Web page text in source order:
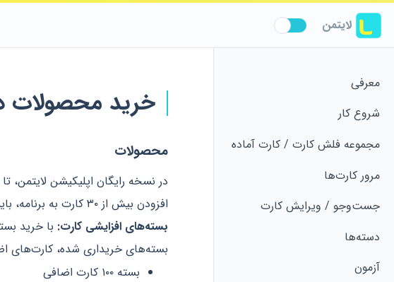
لایتمن
معرفی
شروع کار
مجموعه فلش کارت / کارت آماده
مرور کارت‌ها
جست‌و‌جو / ویرایش کارت
دسته‌ها
آزمون
خرید محصولات
محصولات
افزودن بیش از ۳۰ کارت به برنامه، بایستی یکی از محصولات زیر را خریداری نمایید.
بسته‌های افزایشی کارت:
بسته‌های خریداری شده، کارت‌های
بسته ۱۰۰ کارت اضافی